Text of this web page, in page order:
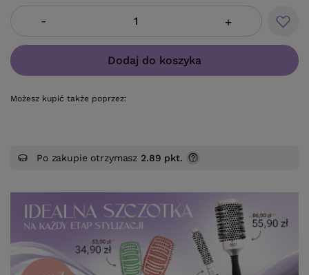
- +
Dodaj do koszyka
Możesz kupić także poprzez:
Po zakupie otrzymasz 2.89 pkt.